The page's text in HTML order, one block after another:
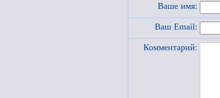
Ваше имя:
Ваш Email:
Комментарий: